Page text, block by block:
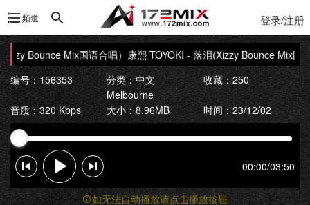
频道 登录/注册
Bounce Mix国语合唱） 康熙 TOYOKI - 落泪(Xizzy Bounce Mix国
编号：156353
分类：中文
Melbourne
收藏：250
音质：320 Kbps 大小：8.96MB 时间：23/12/02
00:00/03:50
如无法自动播放请点击播放按钮